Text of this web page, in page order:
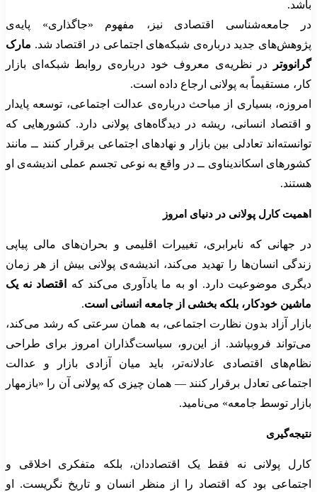
باشد.
در جامعه‌شناسی اقتصادی نیز، مفهوم «جاگذاری» پایه‌ی
پژوهش‌های جدید درباره‌ی شبکه‌های اجتماعی در اقتصاد شد. مارک
گرانووتر
در نظریه‌ی معروف خود درباره‌ی روابط شبکه‌ای بازار
کار، مستقیماً به پولانی ارجاع داده است.
امروزه، بسیاری از مباحث درباره‌ی عدالت اجتماعی، توسعه پایدار
و اقتصاد انسانی، ریشه در دیدگاه‌های پولانی دارد. کشورهایی که
توانسته‌اند تعادلی بین بازار و نهادهای اجتماعی برقرار کنند ــ مانند
کشورهای اسکاندیناوی ــ در واقع به نوعی تجسم عملی اندیشه‌ی او
هستند.
اهمیت کارل پولانی در دنیای امروز
در جهانی که نابرابری، تغییرات اقلیمی و بحران‌های مالی پیاپی
زندگی انسان‌ها را تهدید می‌کند، اندیشه‌ی پولانی بیش از هر زمان
دیگری موضوعیت دارد. او به ما یادآوری می‌کند که
اقتصاد نه یک
ماشین خودکار، بلکه بخشی از جامعه انسانی است.
بازار آزاد بدون نظارت اجتماعی، به همان سرعتی که رشد می‌کند،
می‌تواند فروبپاشد. از این‌رو، سیاست‌گذاران امروز برای طراحی
نظام‌های اقتصادی عادلانه‌تر، باید میان آزادی بازار و عدالت
اجتماعی تعادل برقرار کنند — همان چیزی که پولانی آن را «بازمهار
بازار توسط جامعه» می‌نامید.
نتیجه‌گیری
کارل پولانی نه فقط یک اقتصاددان، بلکه متفکری اخلاقی و
اجتماعی بود که اقتصاد را از منظر انسان و تاریخ نگریست. او